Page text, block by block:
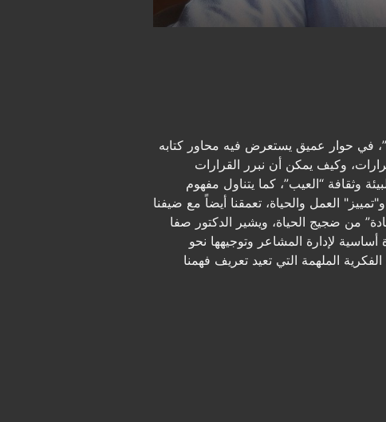
في حوار عميق يستعرض فيه محاور كتابه
وكيف يمكن أن نبرر القرارات
وثقافة “العيب”، كما يتناول مفهوم
العمل والحياة، تعمقنا أيضاً مع ضيفنا
من ضجيج الحياة، ويشير الدكتور صفا
لإدارة المشاعر وتوجيهها نحو
الملهمة التي تعيد تعريف فهمنا